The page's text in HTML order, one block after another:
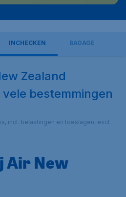
INCHECKEN BAGAGE
Zealand
bestemmingen
incl. belastingen en toeslagen, excl.
Air New